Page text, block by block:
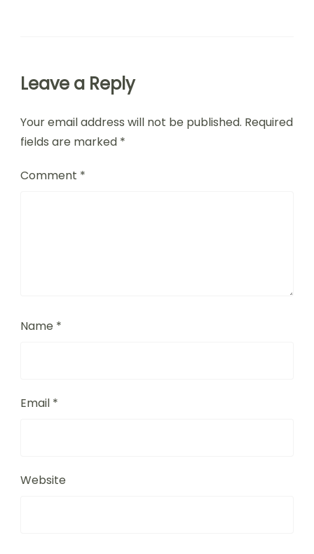
Leave a Reply
Your email address will not be published. Required
fields are marked *
Comment *
Name *
Email *
Website